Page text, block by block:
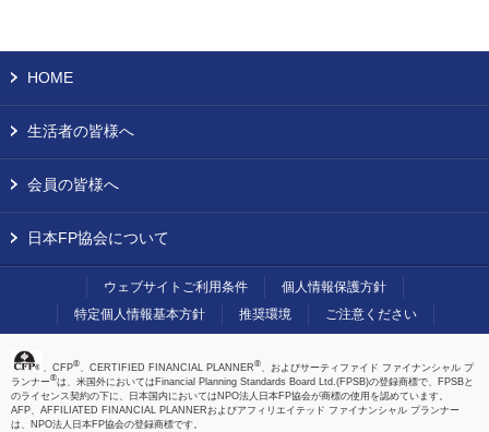
HOME
生活者の皆様へ
会員の皆様へ
日本FP協会について
ウェブサイトご利用条件
個人情報保護方針
特定個人情報基本方針
推奨環境 ご注意ください
、CFP®、CERTIFIED FINANCIAL PLANNER®、およびサーティファイド ファイナンシャル プ
ランナー®は、米国外においてはFinancial Planning Standards Board Ltd.(FPSB)の登録商標で、FPSBと
のライセンス契約の下に、日本国内においてはNPO法人日本FP協会が商標の使用を認めています。
AFP、AFFILIATED FINANCIAL PLANNERおよびアフィリエイテッド ファイナンシャル プランナー
は、NPO法人日本FP協会の登録商標です。